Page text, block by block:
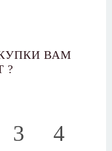
ВАМ
?
3 4